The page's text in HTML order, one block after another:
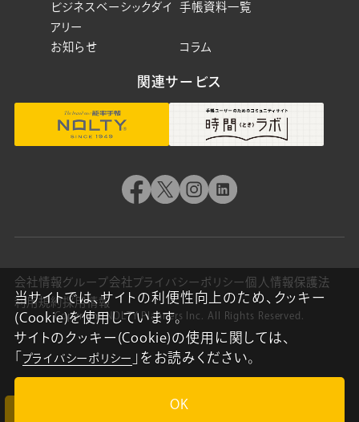
ビジネスベーシックダイ
アリー
手帳資料一覧
お知らせ コラム
関連サービス
会社情報 グループ会社プライバシーポリシー個人情報保護法
利用規約採用情報
Copyright NOLTY Planners Inc. All Rights Reserved.
当サイトでは、サイトの利便性向上のため、クッキー
(Cookie)を使用しています。
サイトのクッキー(Cookie)の使用に関しては、
プライバシーポリシー 」をお読みください。
OK